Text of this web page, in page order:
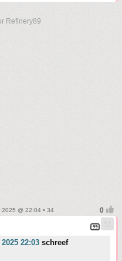
Refinery89
@ 22:04 • 34
22:03 schreef